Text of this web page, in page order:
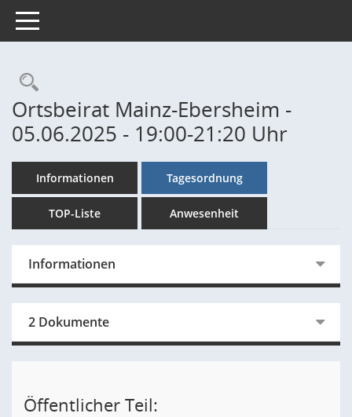
Toggle navigation
Rechercheauswahl
Ortsbeirat Mainz-Ebersheim -
05.06.2025 - 19:00-21:20 Uhr
Informationen Tagesordnung
TOP-Liste Anwesenheit
Informationen
2 Dokumente
Öffentlicher Teil: